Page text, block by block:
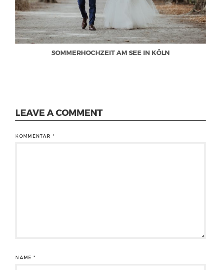
SOMMERHOCHZEIT AM SEE IN KÖLN
LEAVE A COMMENT
KOMMENTAR *
NAME*